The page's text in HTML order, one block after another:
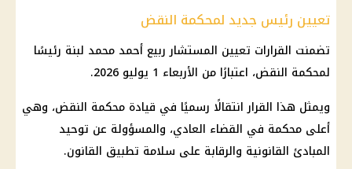
تعيين رئيس جديد لمحكمة النقض
تضمنت القرارات تعيين المستشار ربيع أحمد محمد لبنة رئيسًا
لمحكمة النقض، اعتبارًا من الأربعاء 1 يوليو 2026.
ويمثل هذا القرار انتقالًا رسميًا في قيادة محكمة النقض، وهي
أعلى محكمة في القضاء العادي، والمسؤولة عن توحيد
المبادئ القانونية والرقابة على سلامة تطبيق القانون.